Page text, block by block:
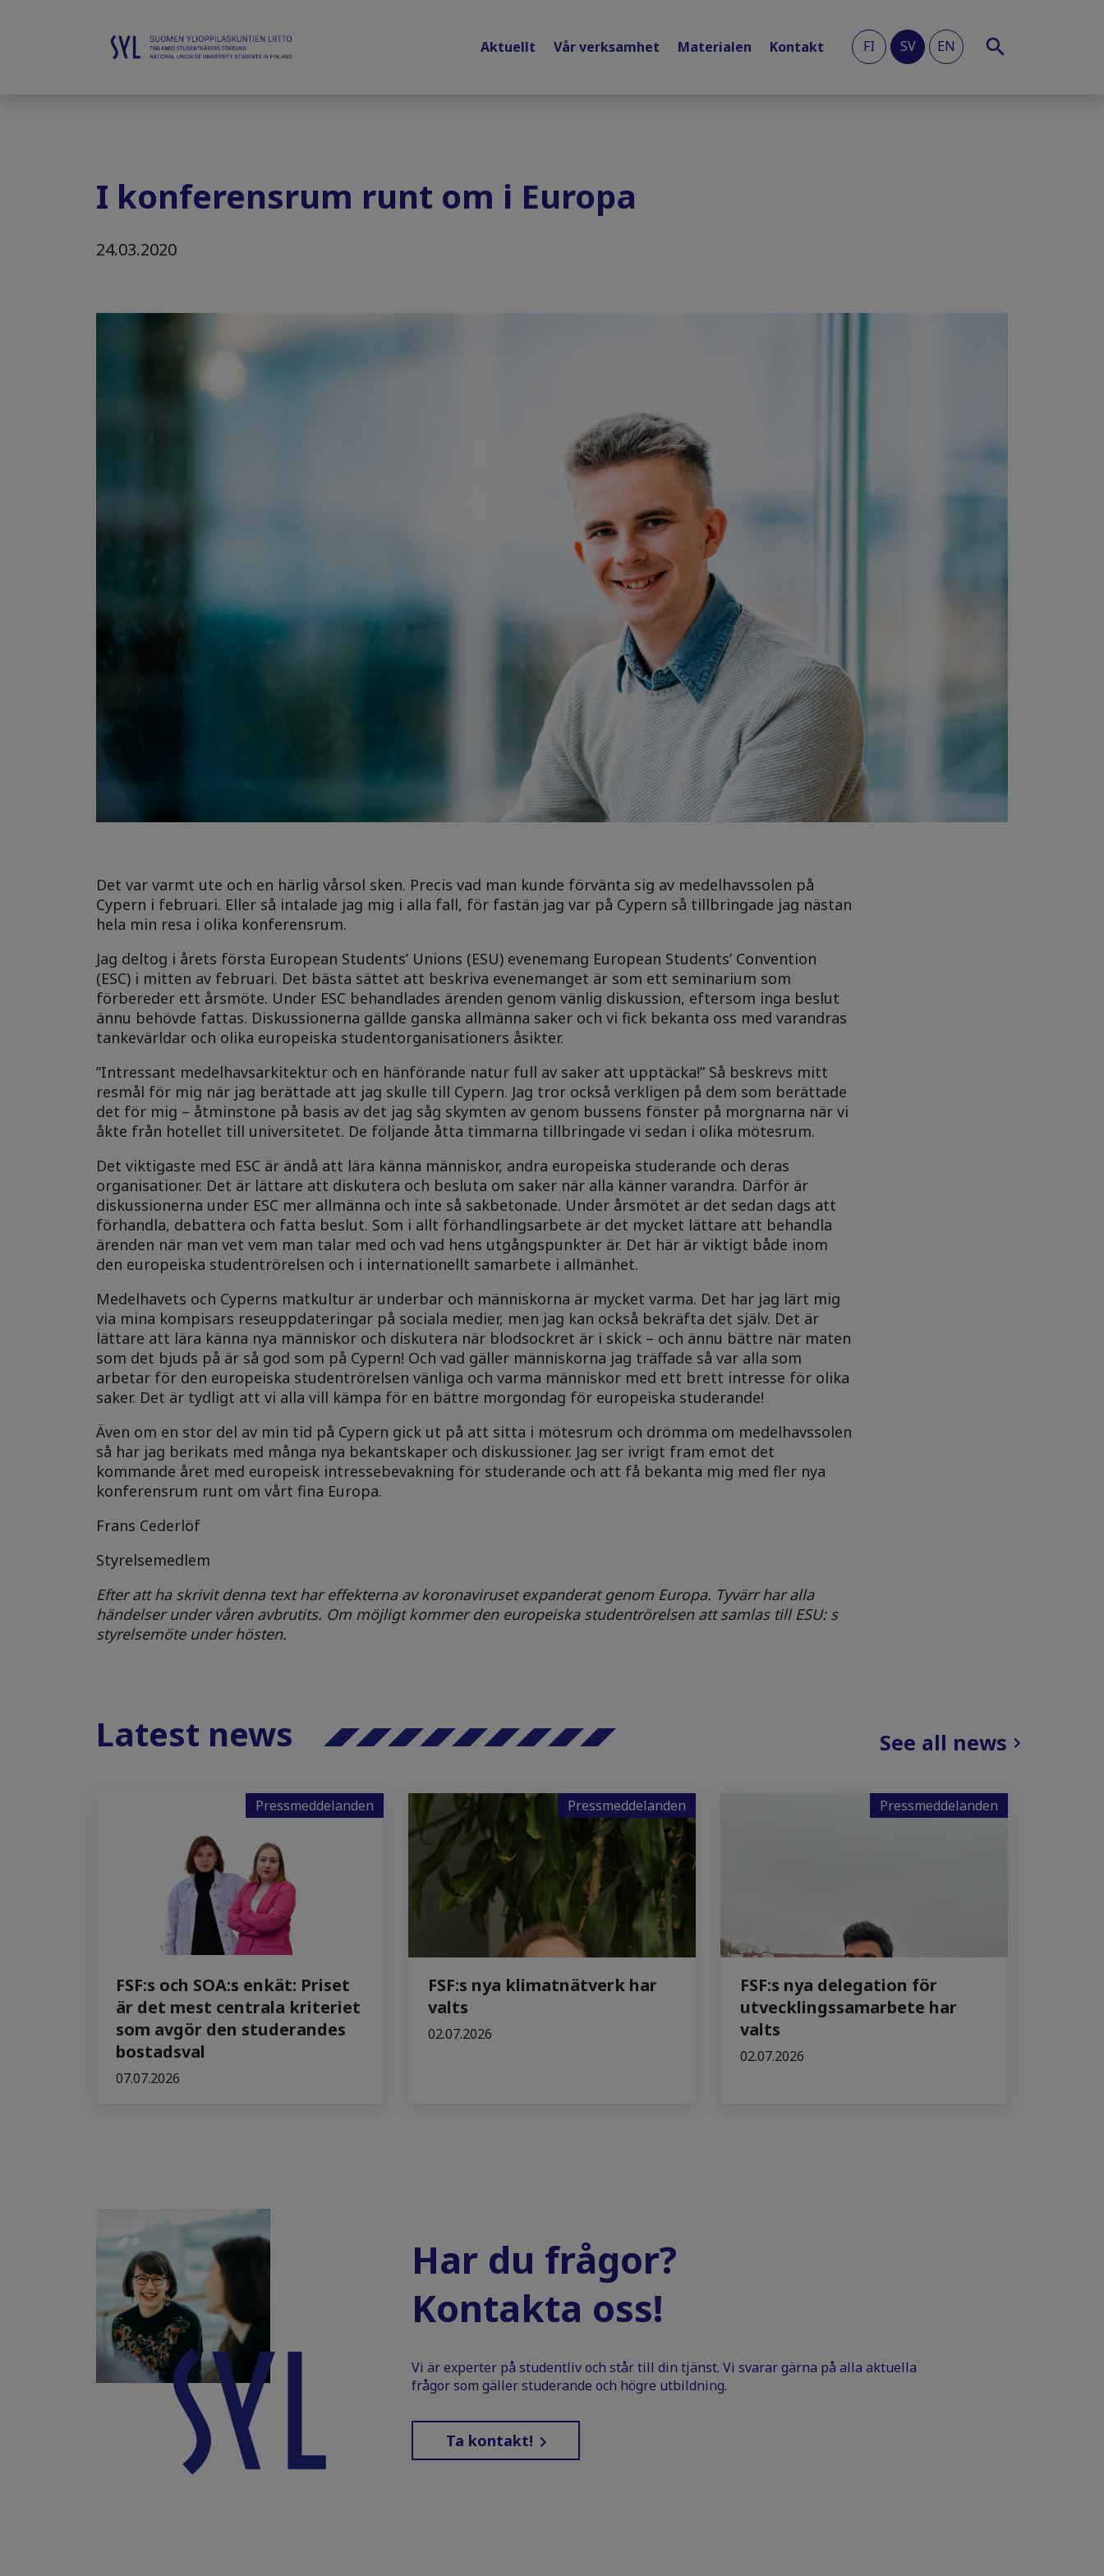
Aktuellt Vår verksamhet Materialen Kontakt FI SV EN
I konferensrum runt om i Europa
24.03.2020
Det var varmt ute och en härlig vårsol sken. Precis vad man kunde förvänta sig av medelhavssolen på
Cypern i februari. Eller så intalade jag mig i alla fall, för fastän jag var på Cypern så tillbringade jag nästan
hela min resa i olika konferensrum.
Jag deltog i årets första European Students’ Unions (ESU) evenemang European Students’ Convention
(ESC) i mitten av februari. Det bästa sättet att beskriva evenemanget är som ett seminarium som
förbereder ett årsmöte. Under ESC behandlades ärenden genom vänlig diskussion, eftersom inga beslut
ännu behövde fattas. Diskussionerna gällde ganska allmänna saker och vi fick bekanta oss med varandras
tankevärldar och olika europeiska studentorganisationers åsikter.
”Intressant medelhavsarkitektur och en hänförande natur full av saker att upptäcka!” Så beskrevs mitt
resmål för mig när jag berättade att jag skulle till Cypern. Jag tror också verkligen på dem som berättade
det för mig – åtminstone på basis av det jag såg skymten av genom bussens fönster på morgnarna när vi
åkte från hotellet till universitetet. De följande åtta timmarna tillbringade vi sedan i olika mötesrum.
Det viktigaste med ESC är ändå att lära känna människor, andra europeiska studerande och deras
organisationer. Det är lättare att diskutera och besluta om saker när alla känner varandra. Därför är
diskussionerna under ESC mer allmänna och inte så sakbetonade. Under årsmötet är det sedan dags att
förhandla, debattera och fatta beslut. Som i allt förhandlingsarbete är det mycket lättare att behandla
ärenden när man vet vem man talar med och vad hens utgångspunkter är. Det här är viktigt både inom
den europeiska studentrörelsen och i internationellt samarbete i allmänhet.
Medelhavets och Cyperns matkultur är underbar och människorna är mycket varma. Det har jag lärt mig
via mina kompisars reseuppdateringar på sociala medier, men jag kan också bekräfta det själv. Det är
lättare att lära känna nya människor och diskutera när blodsockret är i skick – och ännu bättre när maten
som det bjuds på är så god som på Cypern! Och vad gäller människorna jag träffade så var alla som
arbetar för den europeiska studentrörelsen vänliga och varma människor med ett brett intresse för olika
saker. Det är tydligt att vi alla vill kämpa för en bättre morgondag för europeiska studerande!
Även om en stor del av min tid på Cypern gick ut på att sitta i mötesrum och drömma om medelhavssolen
så har jag berikats med många nya bekantskaper och diskussioner. Jag ser ivrigt fram emot det
kommande året med europeisk intressebevakning för studerande och att få bekanta mig med fler nya
konferensrum runt om vårt fina Europa.
Frans Cederlöf
Styrelsemedlem
Efter att ha skrivit denna text har effekterna av koronaviruset expanderat genom Europa. Tyvärr har alla
händelser under våren avbrutits. Om möjligt kommer den europeiska studentrörelsen att samlas till ESU: s
styrelsemöte under hösten.
Latest news See all news
Pressmeddelanden
FSF:s och SOA:s enkät: Priset
är det mest centrala kriteriet
som avgör den studerandes
bostadsval
07.07.2026
Pressmeddelanden
FSF:s nya klimatnätverk har
valts
02.07.2026
Pressmeddelanden
FSF:s nya delegation för
utvecklingssamarbete har
valts
02.07.2026
Har du frågor?
Kontakta oss!
Vi är experter på studentliv och står till din tjänst. Vi svarar gärna på alla aktuella
frågor som gäller studerande och högre utbildning.
Ta kontakt!